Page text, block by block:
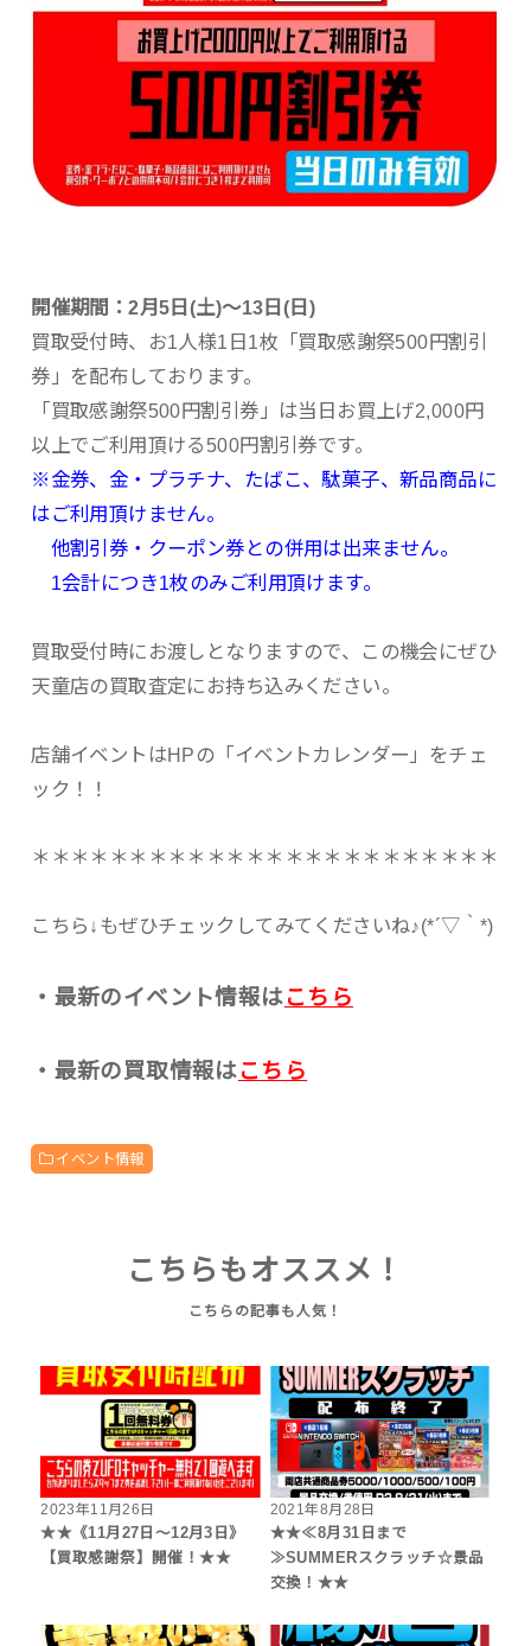
開催期間：2月5日(土)～13日(日)
買取受付時、お1人様1日1枚「買取感謝祭500円割引
券」を配布しております。
「買取感謝祭500円割引券」は当日お買上げ2,000円
以上でご利用頂ける500円割引券です。
※金券、金・プラチナ、たばこ、駄菓子、新品商品に
はご利用頂けません。
他割引券・クーポン券との併用は出来ません。
1会計につき1枚のみご利用頂けます。
買取受付時にお渡しとなりますので、この機会にぜひ
天童店の買取査定にお持ち込みください。
店舗イベントはHPの「イベントカレンダー」をチェ
ック！！
＊＊＊＊＊＊＊＊＊＊＊＊＊＊＊＊＊＊＊＊＊＊＊＊
こちら↓もぜひチェックしてみてくださいね♪(*´▽｀*)
・最新のイベント情報はこちら
・最新の買取情報はこちら
イベント情報
こちらもオススメ！
2023年11月26日
★★《11月27日～12月3日》
【買取感謝祭】開催！★★
2021年8月28日
★★≪8月31日まで
≫SUMMERスクラッチ☆景品
交換！★★